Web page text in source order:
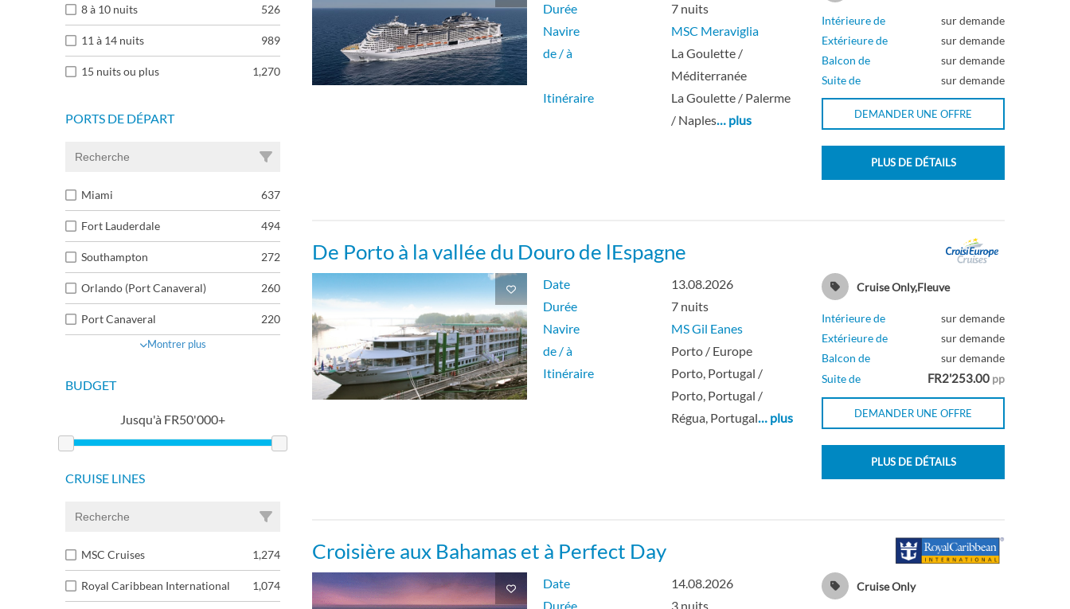
8 à 10 nuits 526
11 à 14 nuits 989
15 nuits ou plus 1,270
PORTS DE DÉPART
Miami 637
Fort Lauderdale 494
Southampton 272
Orlando (Port Canaveral) 260
Port Canaveral 220
Montrer plus
BUDGET
Jusqu'à FR50'000+
CRUISE LINES
MSC Cruises 1,274
Royal Caribbean International 1,074
Durée
7 nuits
Navire
MSC Meraviglia
de / à
La Goulette /
Méditerranée
Itinéraire
La Goulette / Palerme
/ Naples… plus
Intérieure de
sur demande
Extérieure de
sur demande
Balcon de
sur demande
Suite de
sur demande
DEMANDER UNE OFFRE
PLUS DE DÉTAILS
De Porto à la vallée du Douro de lEspagne
Date
13.08.2026
Durée
7 nuits
Navire
MS Gil Eanes
de / à
Porto / Europe
Itinéraire
Porto, Portugal /
Porto, Portugal /
Régua, Portugal… plus
Cruise Only,Fleuve
Intérieure de
sur demande
Extérieure de
sur demande
Balcon de
sur demande
Suite de
FR2'253.00 pp
DEMANDER UNE OFFRE
PLUS DE DÉTAILS
Croisière aux Bahamas et à Perfect Day
Date
14.08.2026
Durée
3 nuits
Cruise Only